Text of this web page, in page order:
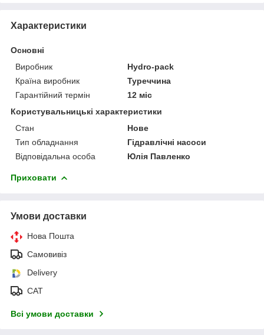
Характеристики
Основні
Виробник
Hydro-pack
Країна виробник
Туреччина
Гарантійний термін
12 міс
Користувальницькі характеристики
Стан
Нове
Тип обладнання
Гідравлічні насоси
Відповідальна особа
Юлія Павленко
Приховати
Умови доставки
Нова Пошта
Самовивіз
Delivery
САТ
Всі умови доставки